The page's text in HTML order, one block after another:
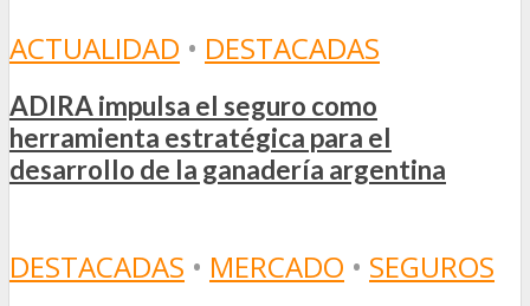
ACTUALIDAD • DESTACADAS
ADIRA impulsa el seguro como
herramienta estratégica para el
desarrollo de la ganadería argentina
DESTACADAS • MERCADO • SEGUROS